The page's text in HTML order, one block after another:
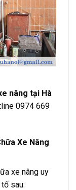
nâng tại Hà
0974 669
Xe Nâng
xe nâng uy
sau: